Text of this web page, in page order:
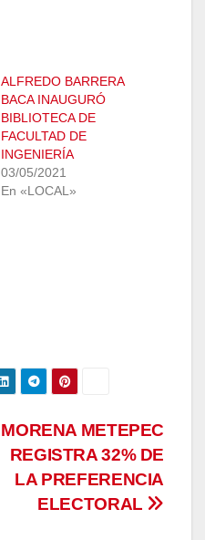
ALFREDO BARRERA
BACA INAUGURÓ
BIBLIOTECA DE
FACULTAD DE
INGENIERÍA
03/05/2021
En «LOCAL»
MORENA METEPEC
REGISTRA 32% DE
LA PREFERENCIA
ELECTORAL